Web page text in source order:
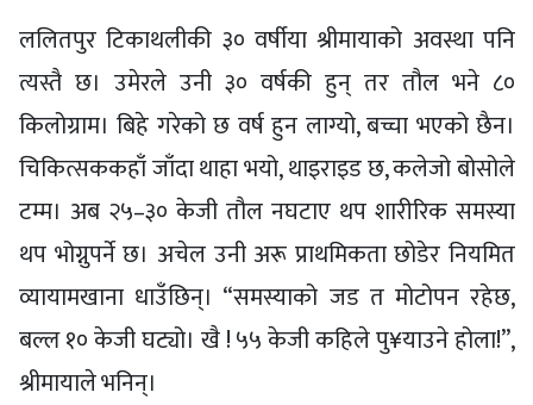
ललितपुर टिकाथलीकी ३० वर्षीया श्रीमायाको अवस्था पनि
त्यस्तै छ। उमेरले उनी ३० वर्षकी हुन् तर तौल भने ८०
किलोग्राम। बिहे गरेको छ वर्ष हुन लाग्यो, बच्चा भएको छैन।
चिकित्सककहाँ जाँदा थाहा भयो, थाइराइड छ, कलेजो बोसोले
टम्म। अब २५–३० केजी तौल नघटाए थप शारीरिक समस्या
थप भोग्नुपर्ने छ। अचेल उनी अरू प्राथमिकता छोडेर नियमित
व्यायामखाना धाउँछिन्। “समस्याको जड त मोटोपन रहेछ,
बल्ल १० केजी घट्यो। खै ! ५५ केजी कहिले पु¥याउने होला!”,
श्रीमायाले भनिन्।